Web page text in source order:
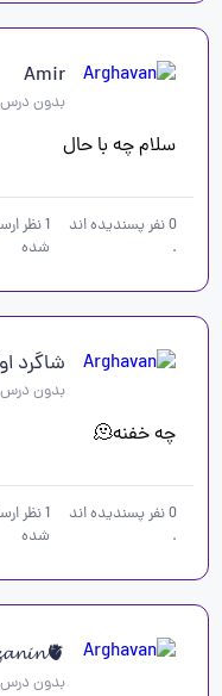
Amir
بدون درس
سلام چه با حال
0نفر پسندیده اند
.
1نظر
شده
شاگرد
بدون درس
چه خفنه🫠
0نفر پسندیده اند
.
1نظر
شده
بدون درس